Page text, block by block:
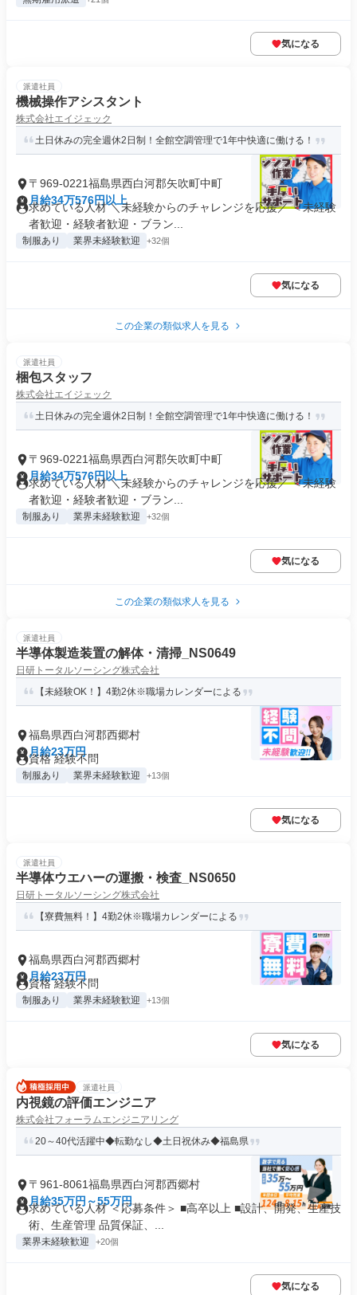
気になる
派遣社員
機械操作アシスタント
株式会社エイジェック
土日休みの完全週休2日制！全館空調管理で1年中快適に働ける！
〒969-0221福島県西白河郡矢吹町中町
月給34万576円以上
求めている人材 ＼未経験からのチャレンジを応援／ ＜未経験
者歓迎・経験者歓迎・ブラン...
制服あり 業界未経験歓迎 +32個
気になる
この企業の類似求人を見る
派遣社員
梱包スタッフ
株式会社エイジェック
土日休みの完全週休2日制！全館空調管理で1年中快適に働ける！
〒969-0221福島県西白河郡矢吹町中町
月給34万576円以上
求めている人材 ＼未経験からのチャレンジを応援／ ＜未経験
者歓迎・経験者歓迎・ブラン...
制服あり 業界未経験歓迎 +32個
気になる
この企業の類似求人を見る
派遣社員
半導体製造装置の解体・清掃_NS0649
日研トータルソーシング株式会社
【未経験OK！】4勤2休※職場カレンダーによる
福島県西白河郡西郷村
月給23万円
資格 経験不問
制服あり 業界未経験歓迎 +13個
気になる
派遣社員
半導体ウエハーの運搬・検査_NS0650
日研トータルソーシング株式会社
【寮費無料！】4勤2休※職場カレンダーによる
福島県西白河郡西郷村
月給23万円
資格 経験不問
制服あり 業界未経験歓迎 +13個
気になる
派遣社員
内視鏡の評価エンジニア
株式会社フォーラムエンジニアリング
20～40代活躍中◆転勤なし◆土日祝休み◆福島県
〒961-8061福島県西白河郡西郷村
月給35万円～55万円
求めている人材 ＜応募条件＞ ■高卒以上 ■設計、開発、生産技
術、生産管理 品質保証、...
業界未経験歓迎 +20個
気になる